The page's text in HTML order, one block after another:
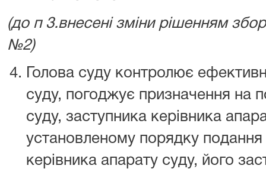
(до п 3.внесені зміни рішенням
№2)
Голова суду контролює
суду, погоджує призначення на
суду, заступника керівника
установленому порядку
керівника апарату суду, його